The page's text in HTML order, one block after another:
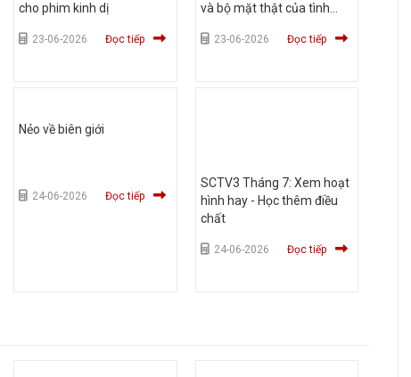
cho phim kinh dị
23-06-2026 Đọc tiếp
và bộ mặt thật của tình
23-06-2026 Đọc tiếp
Nẻo về biên giới
24-06-2026 Đọc tiếp
SCTV3 Tháng 7: Xem hoạt
hình hay - Học thêm điều
chất
24-06-2026 Đọc tiếp